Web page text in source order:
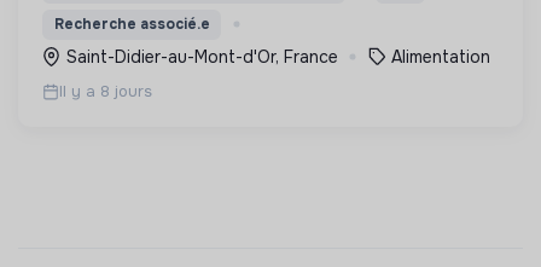
Recherche associé.e
Saint-Didier-au-Mont-d'Or, France Alimentation
Il y a 8 jours